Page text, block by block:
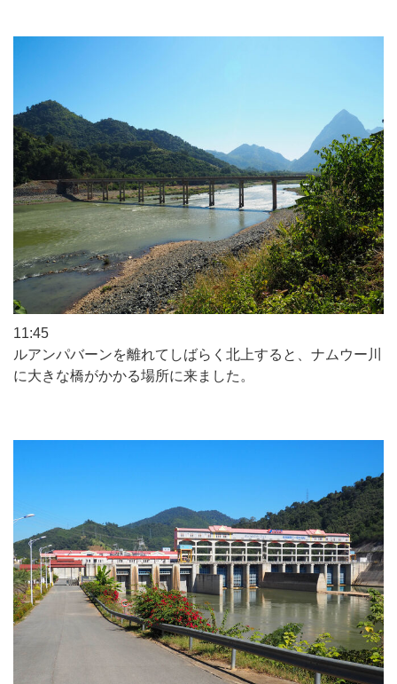
11:45
ルアンパバーンを離れてしばらく北上すると、ナムウー川
に大きな橋がかかる場所に来ました。